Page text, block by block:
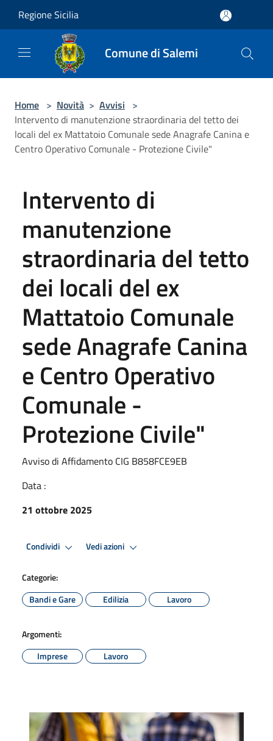
Regione Sicilia
Comune di Salemi
Home > Novità > Avvisi >
Intervento di manutenzione straordinaria del tetto dei
locali del ex Mattatoio Comunale sede Anagrafe Canina e
Centro Operativo Comunale - Protezione Civile"
Intervento di
manutenzione
straordinaria del tetto
dei locali del ex
Mattatoio Comunale
sede Anagrafe Canina
e Centro Operativo
Comunale -
Protezione Civile"
Avviso di Affidamento CIG B858FCE9EB
Data :
21 ottobre 2025
Condividi Vedi azioni
Categorie:
Bandi e Gare
Edilizia Lavoro
Argomenti:
Imprese
Lavoro